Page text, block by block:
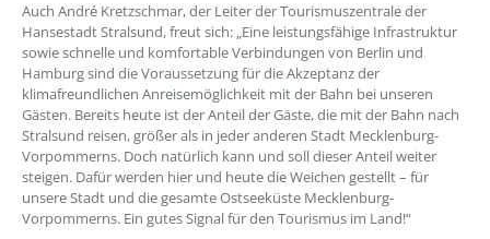
Auch André Kretzschmar, der Leiter der Tourismuszentrale der
Hansestadt Stralsund, freut sich: „Eine leistungsfähige Infrastruktur
sowie schnelle und komfortable Verbindungen von Berlin und
Hamburg sind die Voraussetzung für die Akzeptanz der
klimafreundlichen Anreisemöglichkeit mit der Bahn bei unseren
Gästen. Bereits heute ist der Anteil der Gäste, die mit der Bahn nach
Stralsund reisen, größer als in jeder anderen Stadt Mecklenburg-
Vorpommerns. Doch natürlich kann und soll dieser Anteil weiter
steigen. Dafür werden hier und heute die Weichen gestellt – für
unsere Stadt und die gesamte Ostseeküste Mecklenburg-
Vorpommerns. Ein gutes Signal für den Tourismus im Land!“